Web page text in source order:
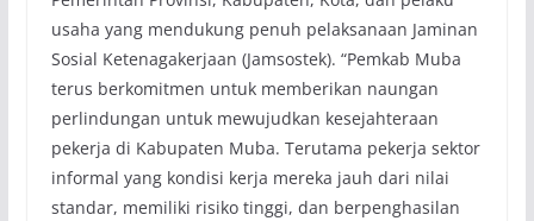
usaha yang mendukung penuh pelaksanaan Jaminan
Sosial Ketenagakerjaan (Jamsostek). “Pemkab Muba
terus berkomitmen untuk memberikan naungan
perlindungan untuk mewujudkan kesejahteraan
pekerja di Kabupaten Muba. Terutama pekerja sektor
informal yang kondisi kerja mereka jauh dari nilai
standar, memiliki risiko tinggi, dan berpenghasilan